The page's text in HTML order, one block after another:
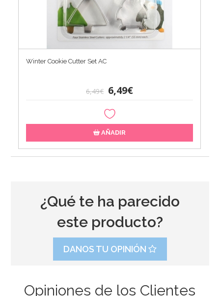
Winter Cookie Cutter Set AC
6,49€ 6,49€
AÑADIR
¿Qué te ha parecido
este producto?
DANOS TU OPINIÓN
Opiniones de los Clientes